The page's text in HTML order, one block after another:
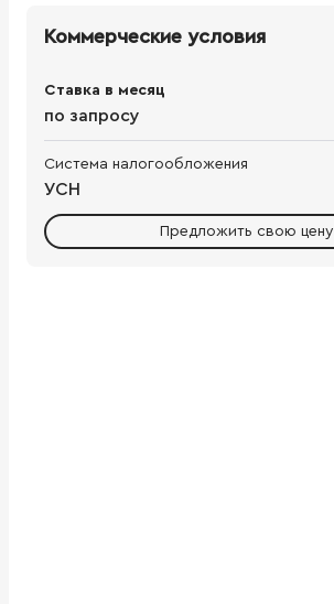
Коммерческие условия
Ставка в месяц
по запросу
Система налогообложения
УСН
Предложить свою цену